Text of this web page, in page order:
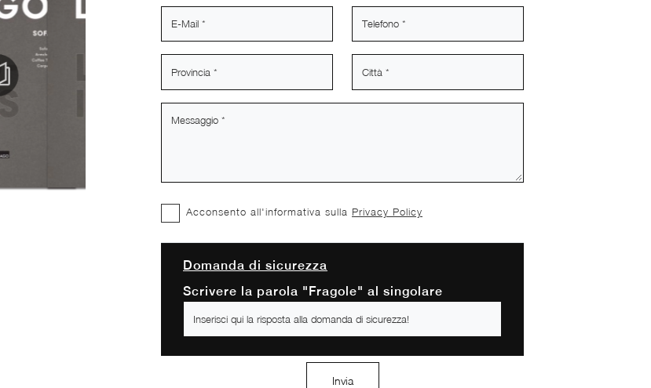
Acconsento all'informativa sulla Privacy Policy
Domanda di sicurezza
Scrivere la parola "Fragole" al singolare
Invia